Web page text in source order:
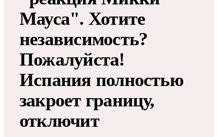
Мауса". Хотите
независимость?
Пожалуйста!
Испания полностью
закроет границу,
отключит